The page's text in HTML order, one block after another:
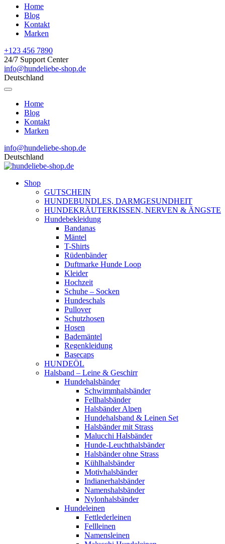
Home
Blog
Kontakt
Marken
+123 456 7890
24/7 Support Center
info@hundeliebe-shop.de
Deutschland
Home
Blog
Kontakt
Marken
info@hundeliebe-shop.de
Deutschland
Shop
GUTSCHEIN
HUNDEBUNDLES, DARMGESUNDHEIT
HUNDEKRÄUTERKISSEN, NERVEN & ÄNGSTE
Hundebekleidung
Bandanas
Mäntel
T-Shirts
Rüdenbänder
Duftmarke Hunde Loop
Kleider
Hochzeit
Schuhe – Socken
Hundeschals
Pullover
Schutzhosen
Hosen
Bademäntel
Regenkleidung
Basecaps
HUNDEÖL
Halsband – Leine & Geschirr
Hundehalsbänder
Schwimmhalsbänder
Fellhalsbänder
Halsbänder Alpen
Hundehalsband & Leinen Set
Halsbänder mit Strass
Malucchi Halsbänder
Hunde-Leuchthalsbänder
Halsbänder ohne Strass
Kühlhalsbänder
Motivhalsbänder
Indianerhalsbänder
Namenshalsbänder
Nylonhalsbänder
Hundeleinen
Fettlederleinen
Fellleinen
Namensleinen